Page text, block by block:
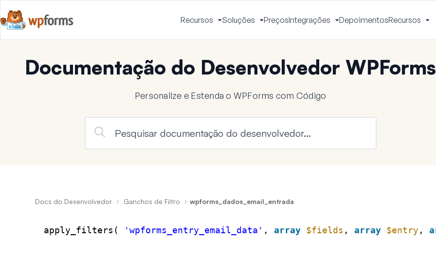
Recursos
Alternar
Menu
Soluções
Alternar
Menu
PreçosIntegrações
Alternar
Menu
DepoimentosRecursos
Documentação do Desenvolvedor WPForms
Personalize e Estenda o WPForms com Código
Docs do Desenvolvedor Ganchos de Filtro wpforms_dados_email_entrada
apply_filters( 'wpforms_entry_email_data' , array $fields , array $entry ,